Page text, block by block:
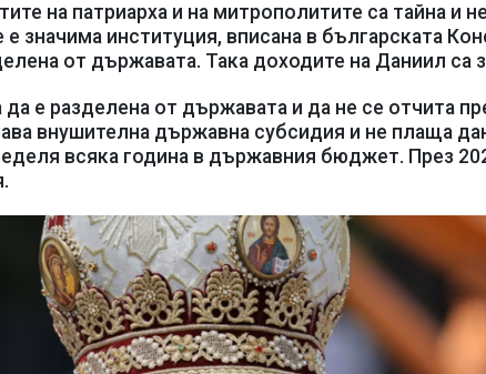
на патриарха и на митрополитите са тайна и
значима институция, вписана в българската
от държавата. Така доходите на Даниил са
е разделена от държавата и да не се отчита
внушителна държавна субсидия и не плаща
всяка година в държавния бюджет. През